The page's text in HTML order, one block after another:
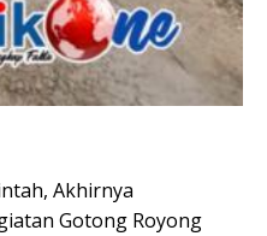
Akhirnya
Gotong Royong